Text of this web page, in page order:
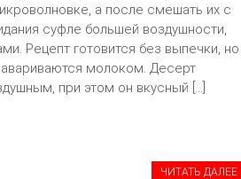
а после смешать их с
суфле большей воздушности,
Рецепт готовится без выпечки, но
молоком. Десерт
при этом он вкусный […]
ЧИТАТЬ ДАЛЕЕ